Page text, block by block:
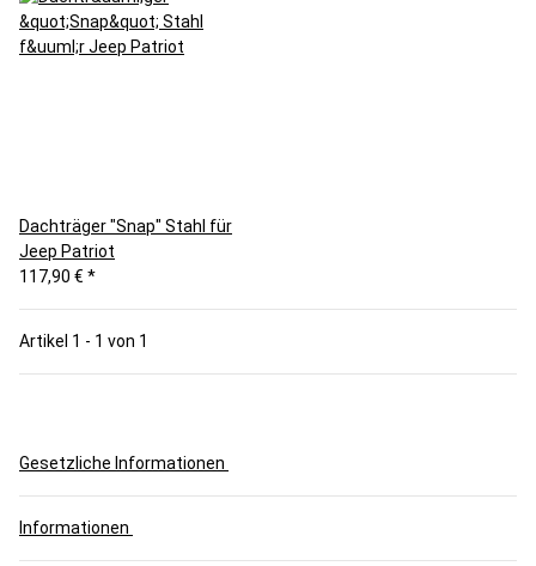
Dachträger "Snap" Stahl für
Jeep Patriot
117,90 € *
Artikel 1 - 1 von 1
Gesetzliche Informationen
Informationen